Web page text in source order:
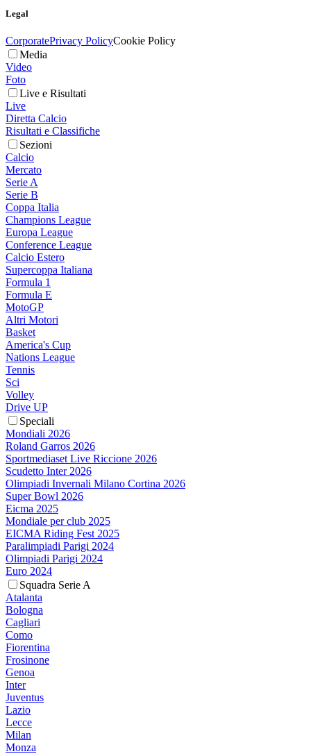
Legal
CorporatePrivacy PolicyCookie Policy
Media
Video
Foto
Live e Risultati
Live
Diretta Calcio
Risultati e Classifiche
Sezioni
Calcio
Mercato
Serie A
Serie B
Coppa Italia
Champions League
Europa League
Conference League
Calcio Estero
Supercoppa Italiana
Formula 1
Formula E
MotoGP
Altri Motori
Basket
America's Cup
Nations League
Tennis
Sci
Volley
Drive UP
Speciali
Mondiali 2026
Roland Garros 2026
Sportmediaset Live Riccione 2026
Scudetto Inter 2026
Olimpiadi Invernali Milano Cortina 2026
Super Bowl 2026
Eicma 2025
Mondiale per club 2025
EICMA Riding Fest 2025
Paralimpiadi Parigi 2024
Olimpiadi Parigi 2024
Euro 2024
Squadra Serie A
Atalanta
Bologna
Cagliari
Como
Fiorentina
Frosinone
Genoa
Inter
Juventus
Lazio
Lecce
Milan
Monza